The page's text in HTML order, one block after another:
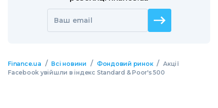
Ваш email
Finance.ua / Всі новини / Фондовий ринок / Акції
Facebook увійшли в індекс Standard & Poor's 500